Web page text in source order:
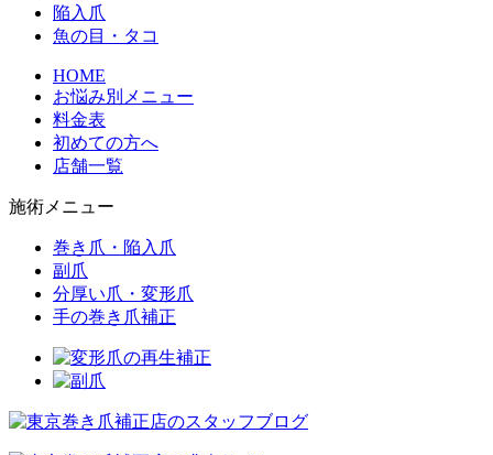
陥入爪
魚の目・タコ
HOME
お悩み別メニュー
料金表
初めての方へ
店舗一覧
施術メニュー
巻き爪・陥入爪
副爪
分厚い爪・変形爪
手の巻き爪補正